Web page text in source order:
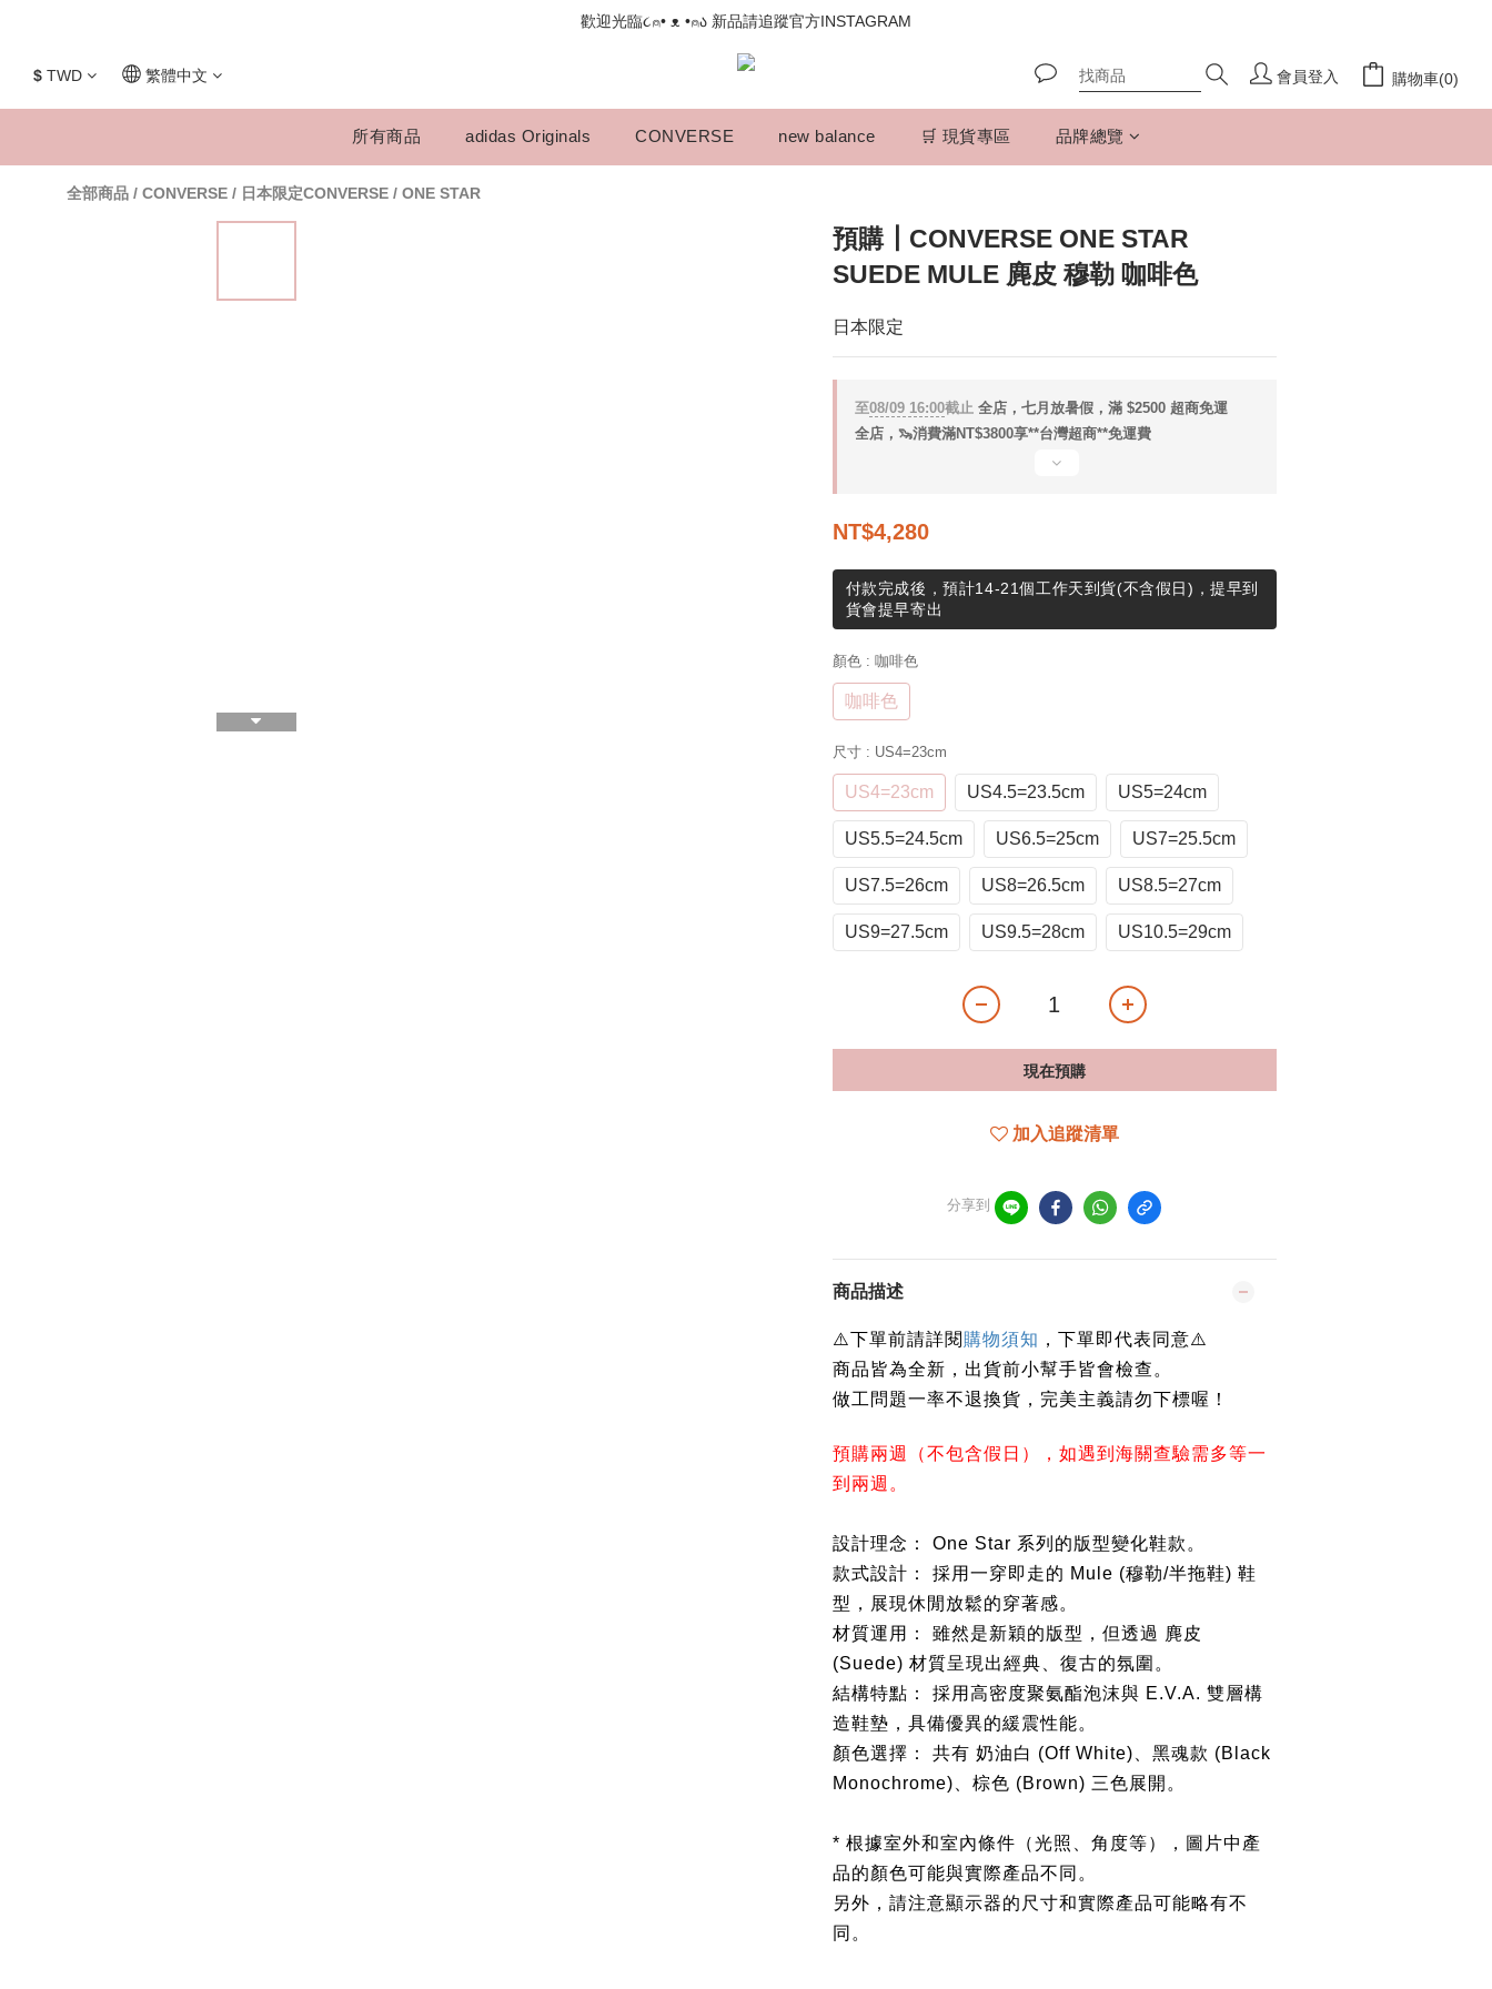
📣如果遇到結帳沒有反應，請另開瀏覽器 (不要直接從ig連結網站下單)
歡迎光臨૮⍝• ᴥ •⍝ა 新品請追蹤官方INSTAGRAM
📣如果遇到結帳沒有反應，請另開瀏覽器 (不要直接從ig連結網站下單)
$ TWD 繁體中文 會員登入 購物車(0)
所有商品 adidas Originals CONVERSE new balance 🛒 現貨專區 品牌總覽
全部商品 / CONVERSE / 日本限定CONVERSE / ONE STAR
預購┃CONVERSE ONE STAR
SUEDE MULE 麂皮 穆勒 咖啡色
日本限定
至08/09 16:00截止全店，七月放暑假，滿 $2500 超商免運
全店，🦦消費滿NT$3800享**台灣超商**免運費
NT$4,280
付款完成後，預計14-21個工作天到貨(不含假日)，提早到
貨會提早寄出
顏色 : 咖啡色
咖啡色
尺寸 : US4=23cm
US4=23cm US4.5=23.5cm US5=24cm
US5.5=24.5cm US6.5=25cm US7=25.5cm
US7.5=26cm US8=26.5cm US8.5=27cm
US9=27.5cm US9.5=28cm US10.5=29cm
現在預購
加入追蹤清單
分享到
商品描述
⚠️下單前請詳閱購物須知 ，下單即代表同意⚠️
商品皆為全新，出貨前小幫手皆會檢查。
做工問題一率不退換貨，完美主義請勿下標喔！
預購兩週（不包含假日），如遇到海關查驗需多等一
到兩週。
設計理念： One Star 系列的版型變化鞋款。
款式設計： 採用一穿即走的 Mule (穆勒/半拖鞋) 鞋
型，展現休閒放鬆的穿著感。
材質運用： 雖然是新穎的版型，但透過 麂皮
(Suede) 材質呈現出經典、復古的氛圍。
結構特點： 採用高密度聚氨酯泡沫與 E.V.A. 雙層構
造鞋墊，具備優異的緩震性能。
顏色選擇： 共有 奶油白 (Off White)、黑魂款 (Black
Monochrome)、棕色 (Brown) 三色展開。
* 根據室外和室內條件（光照、角度等），圖片中產
品的顏色可能與實際產品不同。
另外，請注意顯示器的尺寸和實際產品可能略有不
同。